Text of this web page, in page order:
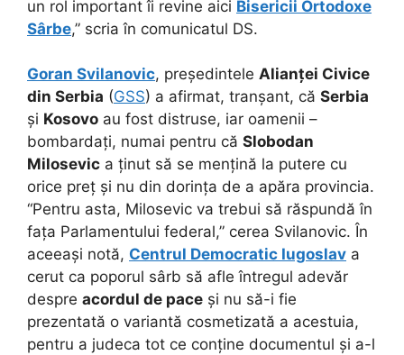
un rol important îi revine aici Bisericii Ortodoxe
Sârbe,” scria în comunicatul DS.
Goran Svilanovic, președintele Alianței Civice
din Serbia (GSS) a afirmat, tranșant, că Serbia
și Kosovo au fost distruse, iar oamenii –
bombardați, numai pentru că Slobodan
Milosevic a ținut să se mențină la putere cu
orice preț și nu din dorința de a apăra provincia.
“Pentru asta, Milosevic va trebui să răspundă în
fața Parlamentului federal,” cerea Svilanovic. În
aceeași notă, Centrul Democratic Iugoslav a
cerut ca poporul sârb să afle întregul adevăr
despre acordul de pace și nu să-i fie
prezentată o variantă cosmetizată a acestuia,
pentru a judeca tot ce conține documentul și a-l